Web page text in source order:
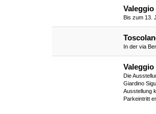
Bis zum 13.
In der via
Die
Giardino
Ausstellung
Parkeintritt